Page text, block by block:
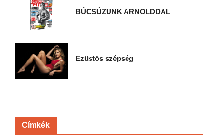
BÚCSÚZUNK ARNOLDDAL
Ezüstös szépség
Címkék